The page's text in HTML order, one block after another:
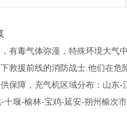
有毒气体弥漫，特殊环境大气
救援前线的消防战士.他们在
保障，充气机区域分布：山东
十堰-榆林-宝鸡-延安-朔州榆次